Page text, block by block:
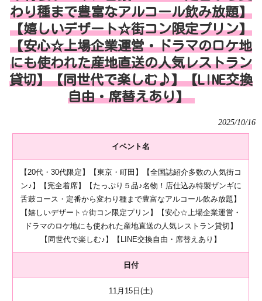
わり種まで豊富なアルコール飲み放題】
【嬉しいデザート☆街コン限定プリン】
【安心☆上場企業運営・ドラマのロケ地
にも使われた産地直送の人気レストラン
貸切】【同世代で楽しむ♪】【LINE交換
自由・席替えあり】
2025/10/16
イベント名
【20代・30代限定】【東京・町田】【全国誌紹介多数の人気街コ
ン♪】【完全着席】【たっぷり５品♪名物！店仕込み特製ザンギに
舌鼓コース・定番から変わり種まで豊富なアルコール飲み放題】
【嬉しいデザート☆街コン限定プリン】【安心☆上場企業運営・
ドラマのロケ地にも使われた産地直送の人気レストラン貸切】
【同世代で楽しむ♪】【LINE交換自由・席替えあり】
日付
11月15日(土)